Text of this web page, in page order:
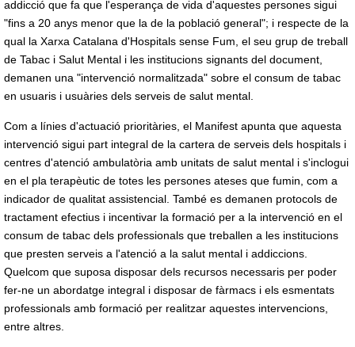
addicció que fa que l'esperança de vida d'aquestes persones sigui
"fins a 20 anys menor que la de la població general"; i respecte de la
qual la Xarxa Catalana d'Hospitals sense Fum, el seu grup de treball
de Tabac i Salut Mental i les institucions signants del document,
demanen una "intervenció normalitzada" sobre el consum de tabac
en usuaris i usuàries dels serveis de salut mental.
Com a línies d'actuació prioritàries, el Manifest apunta que aquesta
intervenció sigui part integral de la cartera de serveis dels hospitals i
centres d'atenció ambulatòria amb unitats de salut mental i s'inclogui
en el pla terapèutic de totes les persones ateses que fumin, com a
indicador de qualitat assistencial. També es demanen protocols de
tractament efectius i incentivar la formació per a la intervenció en el
consum de tabac dels professionals que treballen a les institucions
que presten serveis a l'atenció a la salut mental i addiccions.
Quelcom que suposa disposar dels recursos necessaris per poder
fer-ne un abordatge integral i disposar de fàrmacs i els esmentats
professionals amb formació per realitzar aquestes intervencions,
entre altres.